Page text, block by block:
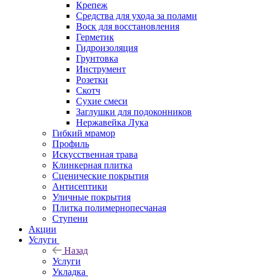
Крепеж
Средства для ухода за полами
Воск для восстановления
Герметик
Гидроизоляция
Грунтовка
Инструмент
Розетки
Скотч
Сухие смеси
Заглушки для подоконников
Нержавейка Лука
Гибкий мрамор
Профиль
Искусственная трава
Клинкерная плитка
Сценические покрытия
Антисептики
Уличные покрытия
Плитка полимернопесчаная
Ступени
Акции
Услуги
Назад
Услуги
Укладка